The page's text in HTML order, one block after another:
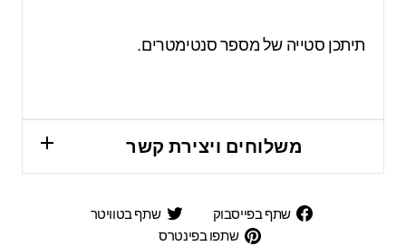
תיתכן סטייה של מספר סנטימטרים.
משלוחים ויצירת קשר
שתף בפייסבוק
שתף
בפייסבוק
שתף בטוויטר
שתפו בפינטרס